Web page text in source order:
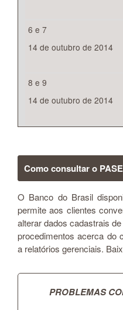
6 e 7
14 de outubro de 2014
8 e 9
14 de outubro de 2014
Como consultar o
O Banco do Brasil
permite aos clientes
alterar dados cadastrais
procedimentos acerca do
a relatórios gerenciais.
PROBLEMAS